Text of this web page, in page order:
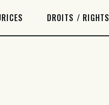
DROITS / RIGHTS